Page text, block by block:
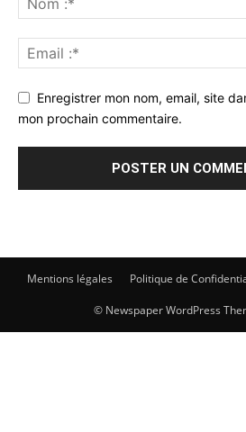
Enregistrer mon nom, email, site
mon prochain commentaire.
Mentions légales Politique de
© Newspaper WordPress